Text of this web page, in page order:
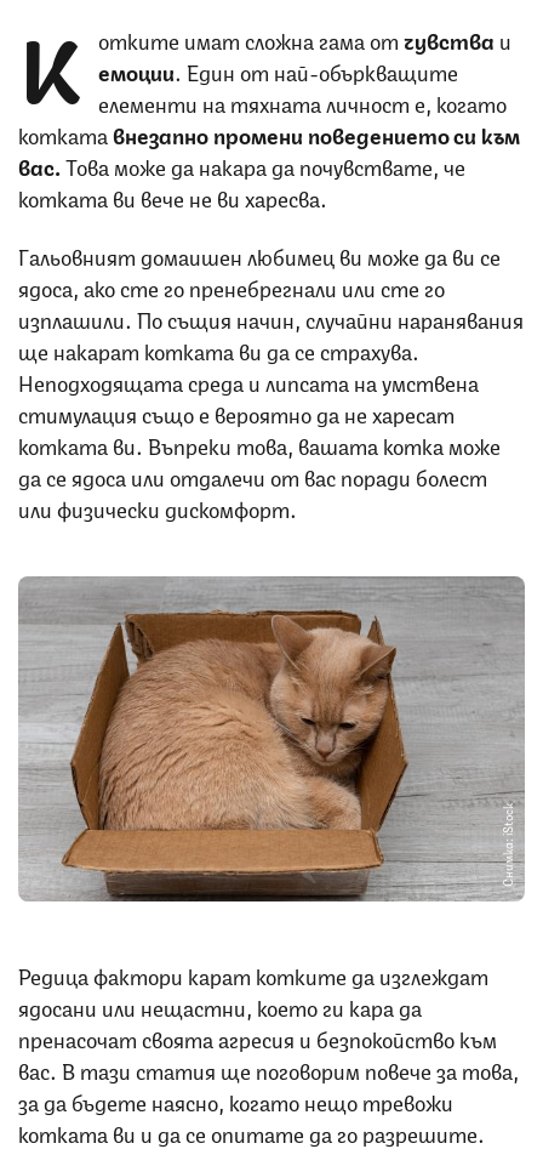
К отките имат сложна гама отчувства и
емоции. Един от най-объркващите
елементи на тяхната личност е, когато
коткатавнезапно промени поведението си към
вас.Това може да накара да почувствате, че
котката ви вече не ви харесва.
Гальовният домаишен любимец ви може да ви се
ядоса, ако сте го пренебрегнали или сте го
изплашили. По същия начин, случайни наранявания
ще накарат котката ви да се страхува.
Неподходящата среда и липсата на умствена
стимулация също е вероятно да не харесат
котката ви. Въпреки това, вашата котка може
да се ядоса или отдалечи от вас поради болест
или физически дискомфорт.
Снимка: iStock
Редица фактори карат котките да изглеждат
ядосани или нещастни, което ги кара да
пренасочат своята агресия и безпокойство към
вас. В тази статия ще поговорим повече за това,
за да бъдете наясно, когато нещо тревожи
котката ви и да се опитате да го разрешите.